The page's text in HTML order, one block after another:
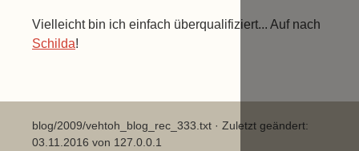
Vielleicht bin ich einfach überqualifiziert... Auf nach
Schilda!
blog/2009/vehtoh_blog_rec_333.txt · Zuletzt geändert:
03.11.2016 von 127.0.0.1